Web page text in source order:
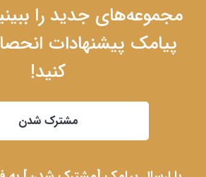
مجموعه‌های جدید را
پیامک پیشنهادات
کنید!
مشترک شدن